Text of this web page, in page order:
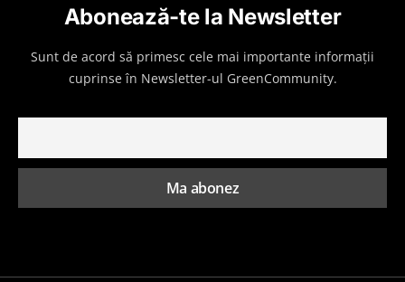
Abonează-te la Newsletter
Sunt de acord să primesc cele mai importante informații
cuprinse în Newsletter-ul GreenCommunity.